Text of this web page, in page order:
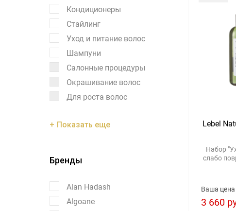
Кондиционеры
Стайлинг
Уход и питание волос
Шампуни
Салонные процедуры
Окрашивание волос
Для роста волос
Показать еще
Бренды
Alan Hadash
Algoane
Lebel
Набор
слабо
Ваша цена
3 660